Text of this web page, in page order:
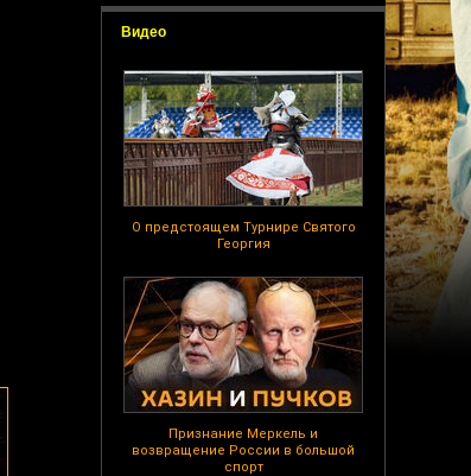
Видео
О предстоящем Турнире Святого
Георгия
Признание Меркель и
возвращение России в большой
спорт